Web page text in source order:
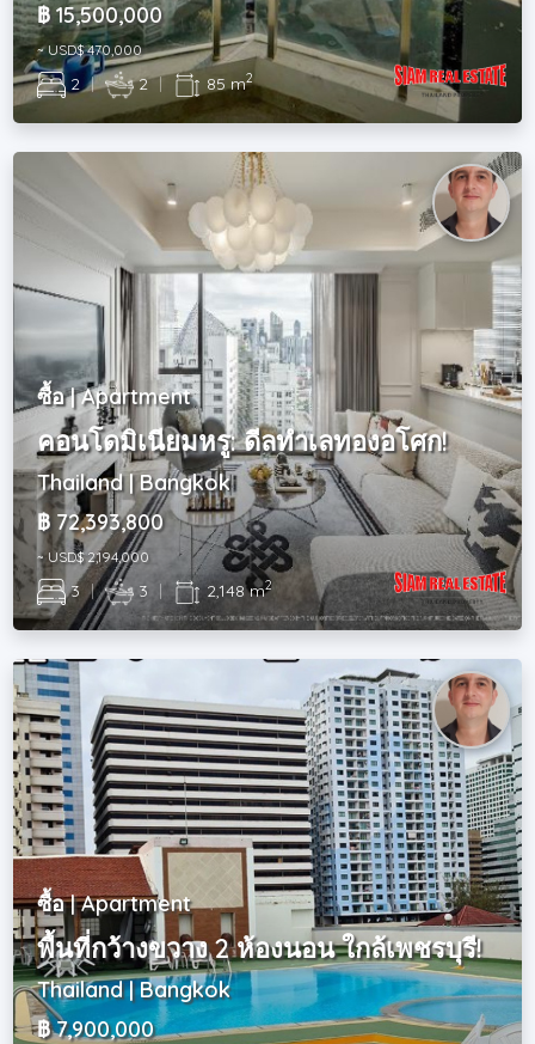
฿ 15,500,000
~ USD$ 470,000
2 | 2 | 85 m2
ซื้อ | Apartment
คอนโดมิเนียมหรู: ดีลทำเลทองอโศก!
Thailand | Bangkok
฿ 72,393,800
~ USD$ 2,194,000
3 | 3 | 2,148 m2
ซื้อ | Apartment
พื้นที่กว้างขวาง 2 ห้องนอน ใกล้เพชรบุรี!
Thailand | Bangkok
฿ 7,900,000